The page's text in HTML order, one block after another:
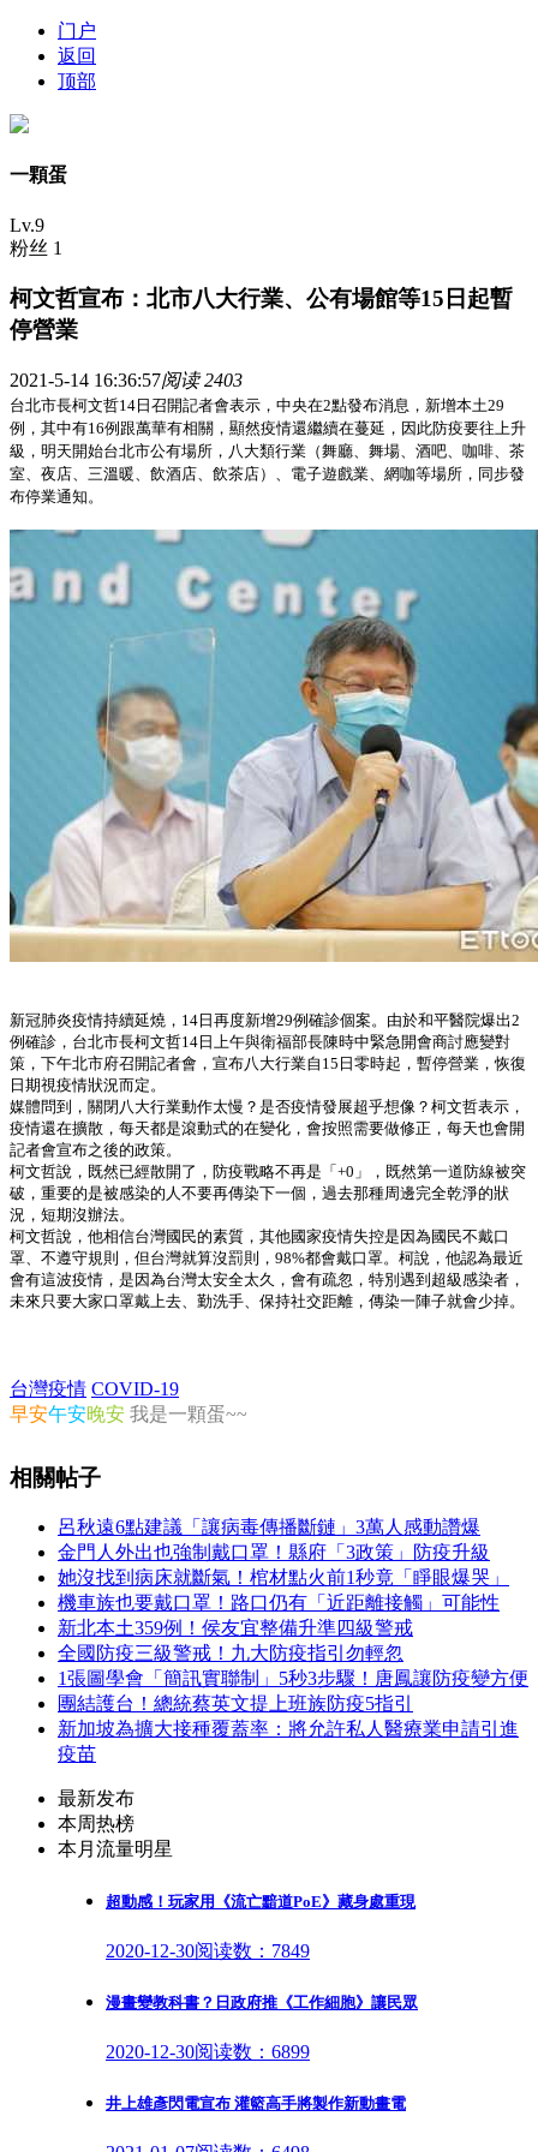
门户
返回
顶部
一顆蛋
Lv.9
粉丝 1
柯文哲宣布：北市八大行業、公有場館等15日起暫
停營業
2021-5-14 16:36:57阅读 2403
台北市長柯文哲14日召開記者會表示，中央在2點發布消息，新增本土29
例，其中有16例跟萬華有相關，顯然疫情還繼續在蔓延，因此防疫要往上升
級，明天開始台北市公有場所，八大類行業（舞廳、舞場、酒吧、咖啡、茶
室、夜店、三溫暖、飲酒店、飲茶店）、電子遊戲業、網咖等場所，同步發
布停業通知。
新冠肺炎疫情持續延燒，14日再度新增29例確診個案。由於和平醫院爆出2
例確診，台北市長柯文哲14日上午與衛福部長陳時中緊急開會商討應變對
策，下午北市府召開記者會，宣布八大行業自15日零時起，暫停營業，恢復
日期視疫情狀況而定。
媒體問到，關閉八大行業動作太慢？是否疫情發展超乎想像？柯文哲表示，
疫情還在擴散，每天都是滾動式的在變化，會按照需要做修正，每天也會開
記者會宣布之後的政策。
柯文哲說，既然已經散開了，防疫戰略不再是「+0」，既然第一道防線被突
破，重要的是被感染的人不要再傳染下一個，過去那種周邊完全乾淨的狀
況，短期沒辦法。
柯文哲說，他相信台灣國民的素質，其他國家疫情失控是因為國民不戴口
罩、不遵守規則，但台灣就算沒罰則，98%都會戴口罩。柯說，他認為最近
會有這波疫情，是因為台灣太安全太久，會有疏忽，特別遇到超級感染者，
未來只要大家口罩戴上去、勤洗手、保持社交距離，傳染一陣子就會少掉。
台灣疫情 COVID-19
早安午安晚安 我是一顆蛋~~
相關帖子
呂秋遠6點建議「讓病毒傳播斷鏈」3萬人感動讚爆
金門人外出也強制戴口罩！縣府「3政策」防疫升級
她沒找到病床就斷氣！棺材點火前1秒竟「睜眼爆哭」
機車族也要戴口罩！路口仍有「近距離接觸」可能性
新北本土359例！侯友宜整備升準四級警戒
全國防疫三級警戒！九大防疫指引勿輕忽
1張圖學會「簡訊實聯制」5秒3步驟！唐鳳讓防疫變方便
團結護台！總統蔡英文提上班族防疫5指引
新加坡為擴大接種覆蓋率：將允許私人醫療業申請引進
疫苗
最新发布
本周热榜
本月流量明星
超動感！玩家用《流亡黯道PoE》藏身處重現
2020-12-30阅读数：7849
漫畫變教科書？日政府推《工作細胞》讓民眾
2020-12-30阅读数：6899
井上雄彥閃電宣布 灌籃高手將製作新動畫電